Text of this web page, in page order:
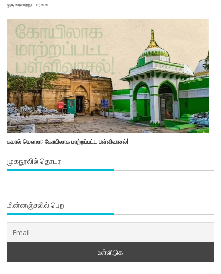
ஒரு வரலாற்றுப் பார்வை
கமால் மௌலா: கோயிலாக மாற்றப்பட்ட பள்ளிவாசல்!
முகநூலில் தொடர
மின்னஞ்சலில் பெற